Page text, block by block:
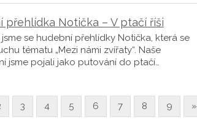
přehlídka Notička – V ptačí říši
se hudební přehlídky Notička, která se
tématu „Mezi námi zvířaty“. Naše
jsme pojali jako putování do ptačí…
3 4 5 6 7 8 9 »